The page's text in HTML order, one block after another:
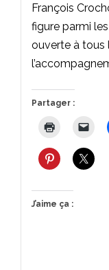
François
figure parmi
ouverte à tous
Partager :
J’aime ça :